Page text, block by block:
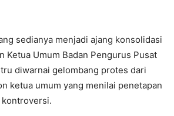
sedianya menjadi ajang konsolidasi
Ketua Umum Badan Pengurus Pusat
diwarnai gelombang protes dari
ketua umum yang menilai penetapan
kontroversi.